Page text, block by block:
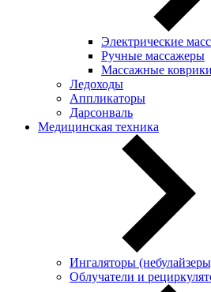
Электрические
Ручные массажеры
Массажные коврики
Ледоходы
Аппликаторы
Дарсонваль
Медицинская техника
Ингаляторы
Oблучатели и